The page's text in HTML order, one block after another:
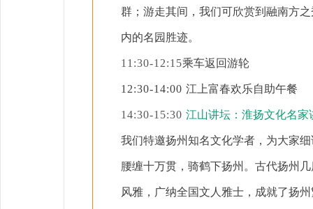
群；游走其间，我们可欣赏到融南方
内的名园胜迹。
11:30-12:15乘车返回游轮
12:30-14:00 江上富春欢乐自助午餐
14:30-15:30 江山讲坛：淮扬文化名家
我们特邀扬州知名文化学者，为大家
腰缠十万贯，骑鹤下扬州。古代扬州
风雅，广纳全国文人雅士，成就了扬